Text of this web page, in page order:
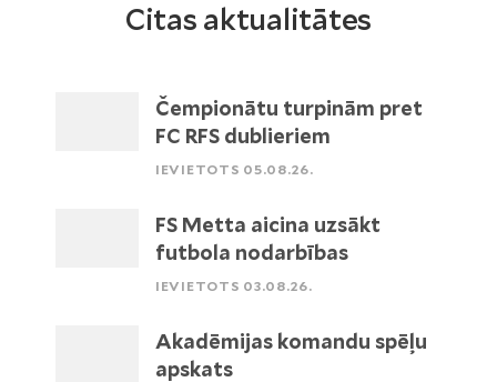
Citas aktualitātes
Čempionātu turpinām pret
FC RFS dublieriem
IEVIETOTS 05.08.26.
FS Metta aicina uzsākt
futbola nodarbības
IEVIETOTS 03.08.26.
Akadēmijas komandu spēļu
apskats